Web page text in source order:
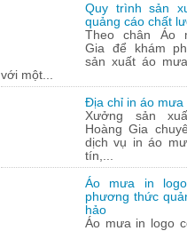
Quy trình sản
quảng cáo chất
Theo chân Áo
Gia để khám
sản xuất áo
với một...
Địa chỉ in áo mưa
Xưởng sản
Hoàng Gia
dịch vụ in áo
tín,...
Áo mưa in
phương thức
hảo
Áo mưa in logo